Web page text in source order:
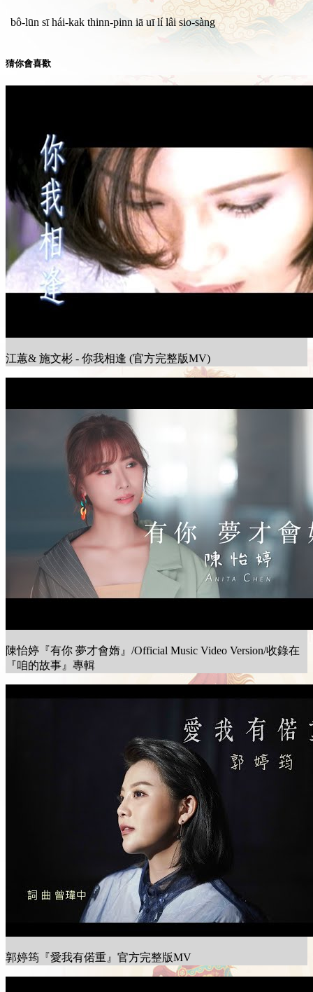
bô-lūn sī hái-kak thinn-pinn iā uī lí lâi sio-sàng
猜你會喜歡
江蕙& 施文彬 - 你我相逢 (官方完整版MV)
陳怡婷『有你 夢才會媠』/Official Music Video Version/收錄在
『咱的故事』專輯
郭婷筠『愛我有偌重』官方完整版MV